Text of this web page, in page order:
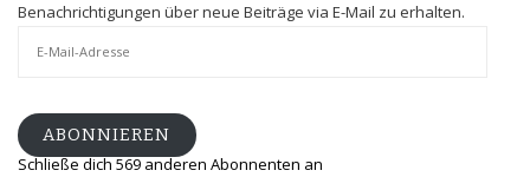
Benachrichtigungen über neue Beiträge via E-Mail zu erhalten.
ABONNIEREN
Schließe dich 569 anderen Abonnenten an